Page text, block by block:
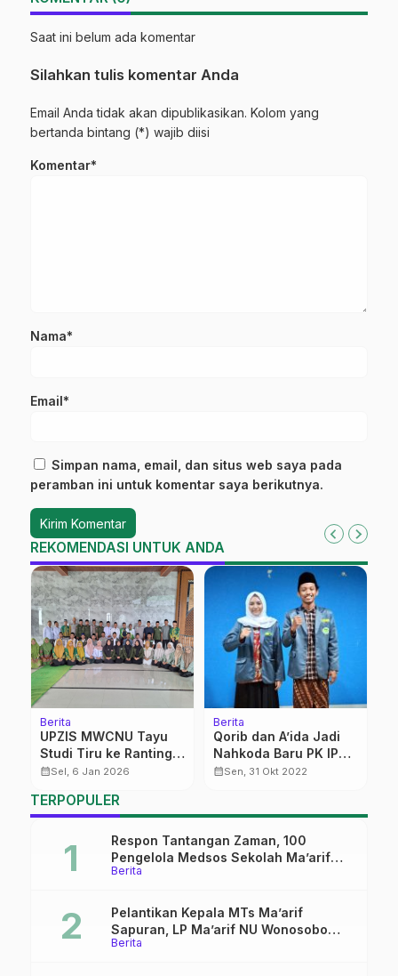
Saat ini belum ada komentar
Silahkan tulis komentar Anda
Email Anda tidak akan dipublikasikan. Kolom yang
bertanda bintang (*) wajib diisi
Komentar*
Nama*
Email*
Simpan nama, email, dan situs web saya pada
peramban ini untuk komentar saya berikutnya.
REKOMENDASI UNTUK ANDA
Berita
UPZIS MWCNU Tayu
Studi Tiru ke Ranting
Bae Kudus, Pelajari
INUK
calendar_monthSel, 6 Jan 2026
Berita
Qorib dan A’ida Jadi
Nahkoda Baru PK IPNU
IPPNU IPMAFA
calendar_monthSen, 31 Okt 2022
TERPOPULER
Berita
Respon Tantangan Zaman, 100
Pengelola Medsos Sekolah Ma’arif
Pekalongan Ikuti Pelatihan Literasi
Berita
Pelantikan Kepala MTs Ma’arif
Sapuran, LP Ma’arif NU Wonosobo
Tekankan Lima Amanah